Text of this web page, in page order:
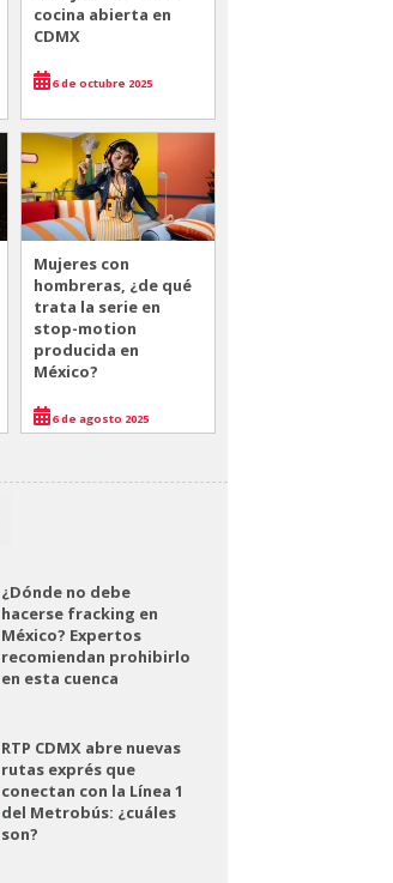
cocina abierta en
CDMX
6 de octubre 2025
Mujeres con
hombreras, ¿de qué
trata la serie en
stop-motion
producida en
México?
6 de agosto 2025
¿Dónde no debe
hacerse fracking en
México? Expertos
recomiendan prohibirlo
en esta cuenca
RTP CDMX abre nuevas
rutas exprés que
conectan con la Línea 1
del Metrobús: ¿cuáles
son?